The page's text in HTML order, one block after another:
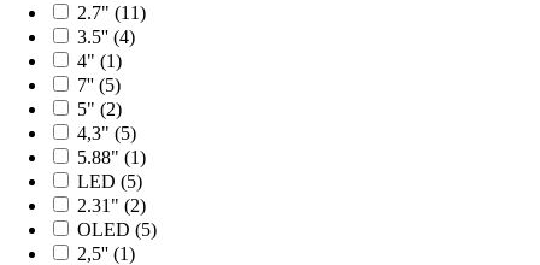
2.7" (11)
3.5'' (4)
4" (1)
7'' (5)
5" (2)
4,3" (5)
5.88" (1)
LED (5)
2.31" (2)
OLED (5)
2,5'' (1)